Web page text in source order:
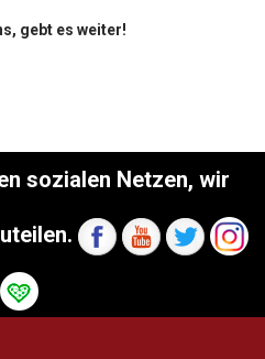
gebt es weiter!
sozialen Netzen, wir